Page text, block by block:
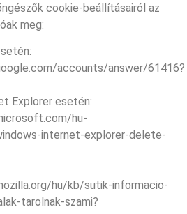
cookie-beállításairól az
meg:
accounts/answer/61416?
Explorer esetén:
hu-
internet-explorer-delete-
hu/kb/sutik-informacio-
tarolnak-szami?